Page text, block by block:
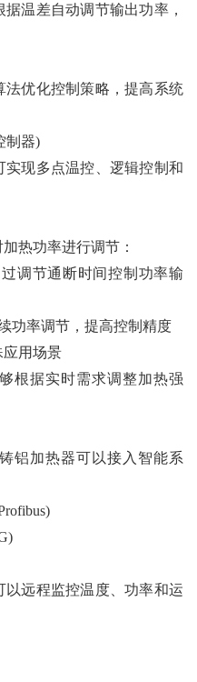
温差自动调节输出功率，
优化控制策略，提高系统
制器)
实现多点温控、逻辑控制和
热功率进行调节：
调节通断时间控制功率输
功率调节，提高控制精度
应用场景
根据实时需求调整加热强
铝加热器可以接入智能系
远程监控温度、功率和运